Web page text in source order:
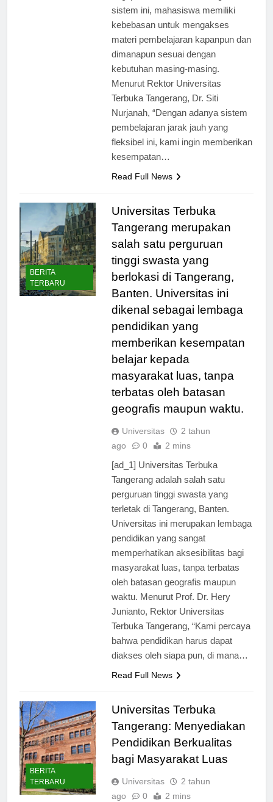
bagi para mahasiswa. Dengan
sistem ini, mahasiswa memiliki
kebebasan untuk mengakses
materi pembelajaran kapanpun dan
dimanapun sesuai dengan
kebutuhan masing-masing.
Menurut Rektor Universitas
Terbuka Tangerang, Dr. Siti
Nurjanah, “Dengan adanya sistem
pembelajaran jarak jauh yang
fleksibel ini, kami ingin memberikan
BERITA
TERBARU
Universitas Terbuka
Tangerang merupakan
salah satu perguruan
tinggi swasta yang
berlokasi di Tangerang,
Banten. Universitas ini
dikenal sebagai lembaga
pendidikan yang
memberikan kesempatan
belajar kepada
masyarakat luas, tanpa
terbatas oleh batasan
geografis maupun waktu.
Universitas
2 tahun
[ad_1] Universitas Terbuka
Tangerang adalah salah satu
perguruan tinggi swasta yang
terletak di Tangerang, Banten.
Universitas ini merupakan lembaga
pendidikan yang sangat
memperhatikan aksesibilitas bagi
masyarakat luas, tanpa terbatas
oleh batasan geografis maupun
waktu. Menurut Prof. Dr. Hery
Junianto, Rektor Universitas
Terbuka Tangerang, “Kami percaya
bahwa pendidikan harus dapat
BERITA
TERBARU
Universitas Terbuka
Tangerang: Menyediakan
Pendidikan Berkualitas
bagi Masyarakat Luas
Universitas
2 tahun